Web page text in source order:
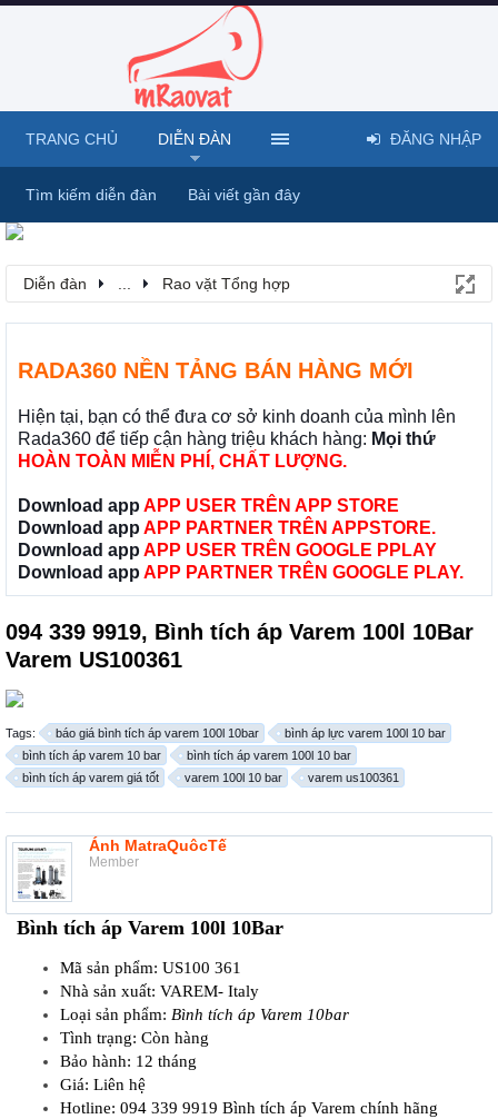
Diễn đàn Rao vặt Tổng hợp
RADA360 NỀN TẢNG BÁN HÀNG MỚI
Hiện tại, bạn có thể đưa cơ sở kinh doanh của mình lên
Rada360 để tiếp cận hàng triệu khách hàng: Mọi thứ
HOÀN TOÀN MIỄN PHÍ, CHẤT LƯỢNG.
Download app APP USER TRÊN APP STORE
Download app APP PARTNER TRÊN APPSTORE.
Download app APP USER TRÊN GOOGLE PPLAY
Download app APP PARTNER TRÊN GOOGLE PLAY.
094 339 9919, Bình tích áp Varem 100l 10Bar
Varem US100361
Tags: báo giá bình tích áp varem 100l 10bar
bình áp lực varem 100l 10 bar
bình tích áp varem 10 bar
bình tích áp varem 100l 10 bar
bình tích áp varem giá tốt
varem 100l 10 bar varem us100361
Ánh MatraQuôcTế
Member
Bình tích áp Varem 100l 10Bar
Mã sản phẩm: US100 361
Nhà sản xuất: VAREM- Italy
Loại sản phẩm: Bình tích áp Varem 10bar
Tình trạng: Còn hàng
Bảo hành: 12 tháng
Giá: Liên hệ
Hotline: 094 339 9919 Bình tích áp Varem chính hãng
TRANG CHỦ DIỄN ĐÀN
Tìm kiếm diễn đàn Bài viết gần đây
ĐĂNG NHẬP